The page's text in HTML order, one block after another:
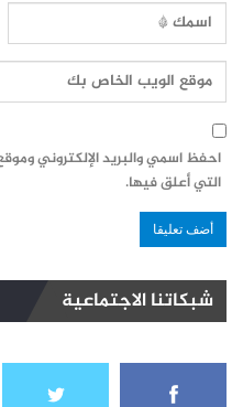
احفظ اسمي والبريد الإلكتروني
التي أعلق فيها.
شبكاتنا الاجتماعية